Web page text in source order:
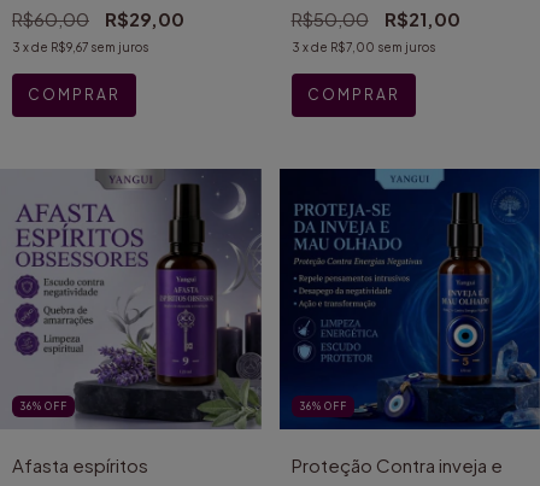
R$60,00
R$29,00
3 x de R$9,67 sem juros
R$50,00
R$21,00
3 x de R$7,00 sem juros
36% OFF
Afasta espíritos
36% OFF
Proteção Contra inveja e